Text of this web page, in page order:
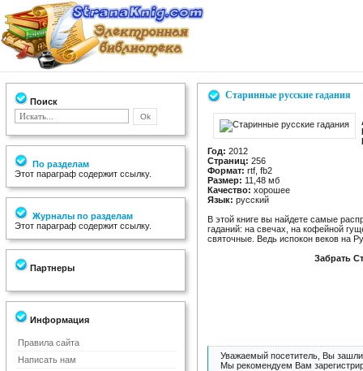
Поиск
По разделам
Этот параграф содержит ссылку.
Журналы по разделам
Этот параграф содержит ссылку.
Партнеры
Информация
Правила сайта
Написать нам
Старинные русские гадания
Год: 2012
Страниц: 256
Формат: rtf, fb2
Размер: 11,48 мб
Качество: хорошее
Язык: русский
В этой книге вы найдете самые
гаданий: на свечах, на кофейной
святочные. Ведь испокон веков на
Забрать
Уважаемый посетитель, Вы зашли
Мы рекомендуем Вам